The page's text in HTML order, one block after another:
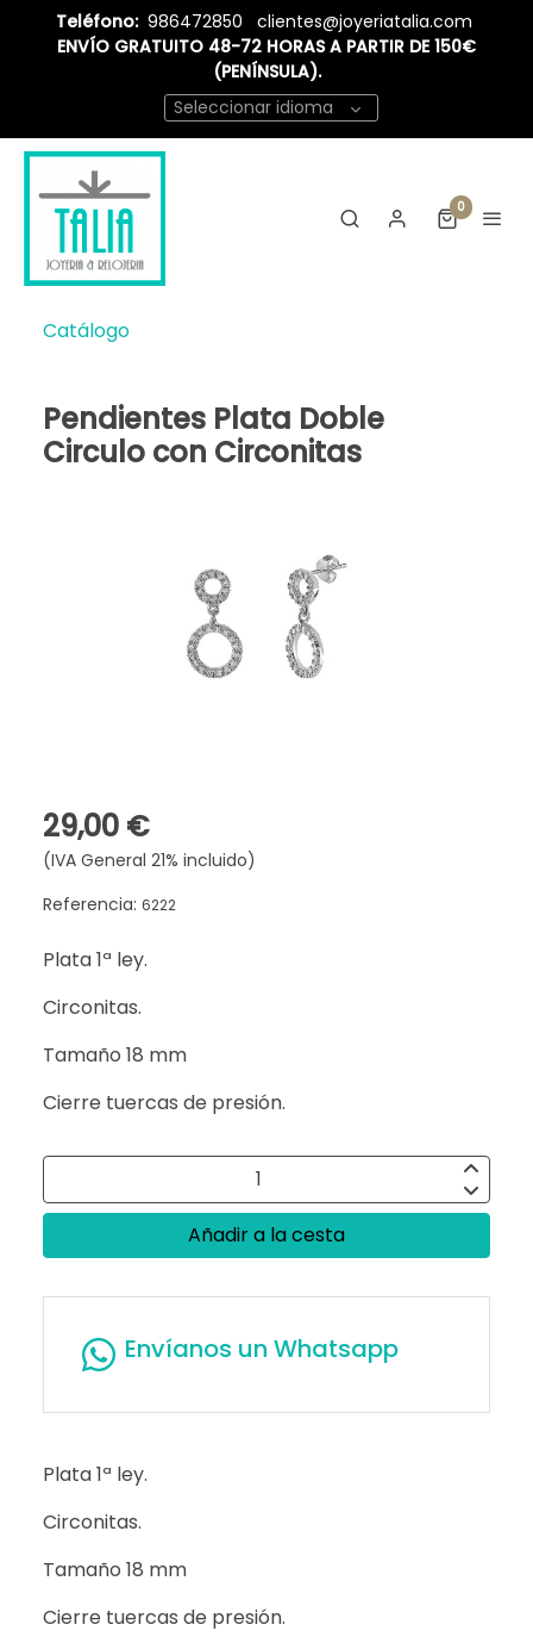
Teléfono: 986472850
clientes@joyeriatalia.com
ENVÍO GRATUITO 48-72 HORAS A PARTIR DE 150€
(PENÍNSULA).
Seleccionar idioma
0
Catálogo
Pendientes Plata Doble
Circulo con Circonitas
29,00 €
(IVA General 21% incluido)
Referencia: 6222
Plata 1ª ley.
Circonitas.
Tamaño 18 mm
Cierre tuercas de presión.
Añadir a la cesta
Envíanos un Whatsapp
Plata 1ª ley.
Circonitas.
Tamaño 18 mm
Cierre tuercas de presión.